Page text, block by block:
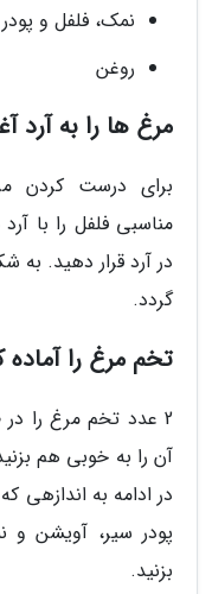
نمک، فلفل و پودر
روغن
مرغ ها را به آرد
برای درست کردن
مناسبی فلفل را با
در آرد قرار دهید. به
گردد.
تخم مرغ را آماده
2 عدد تخم مرغ را
آن را به خوبی هم
در ادامه به اندازهی
پودر سیر، آویشن
بزنید.